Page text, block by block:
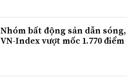
Nhóm bất động sản dẫn sóng,
VN-Index vượt mốc 1.770 điểm